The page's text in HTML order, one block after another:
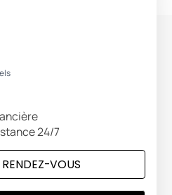
24/7
RENDEZ-VOUS